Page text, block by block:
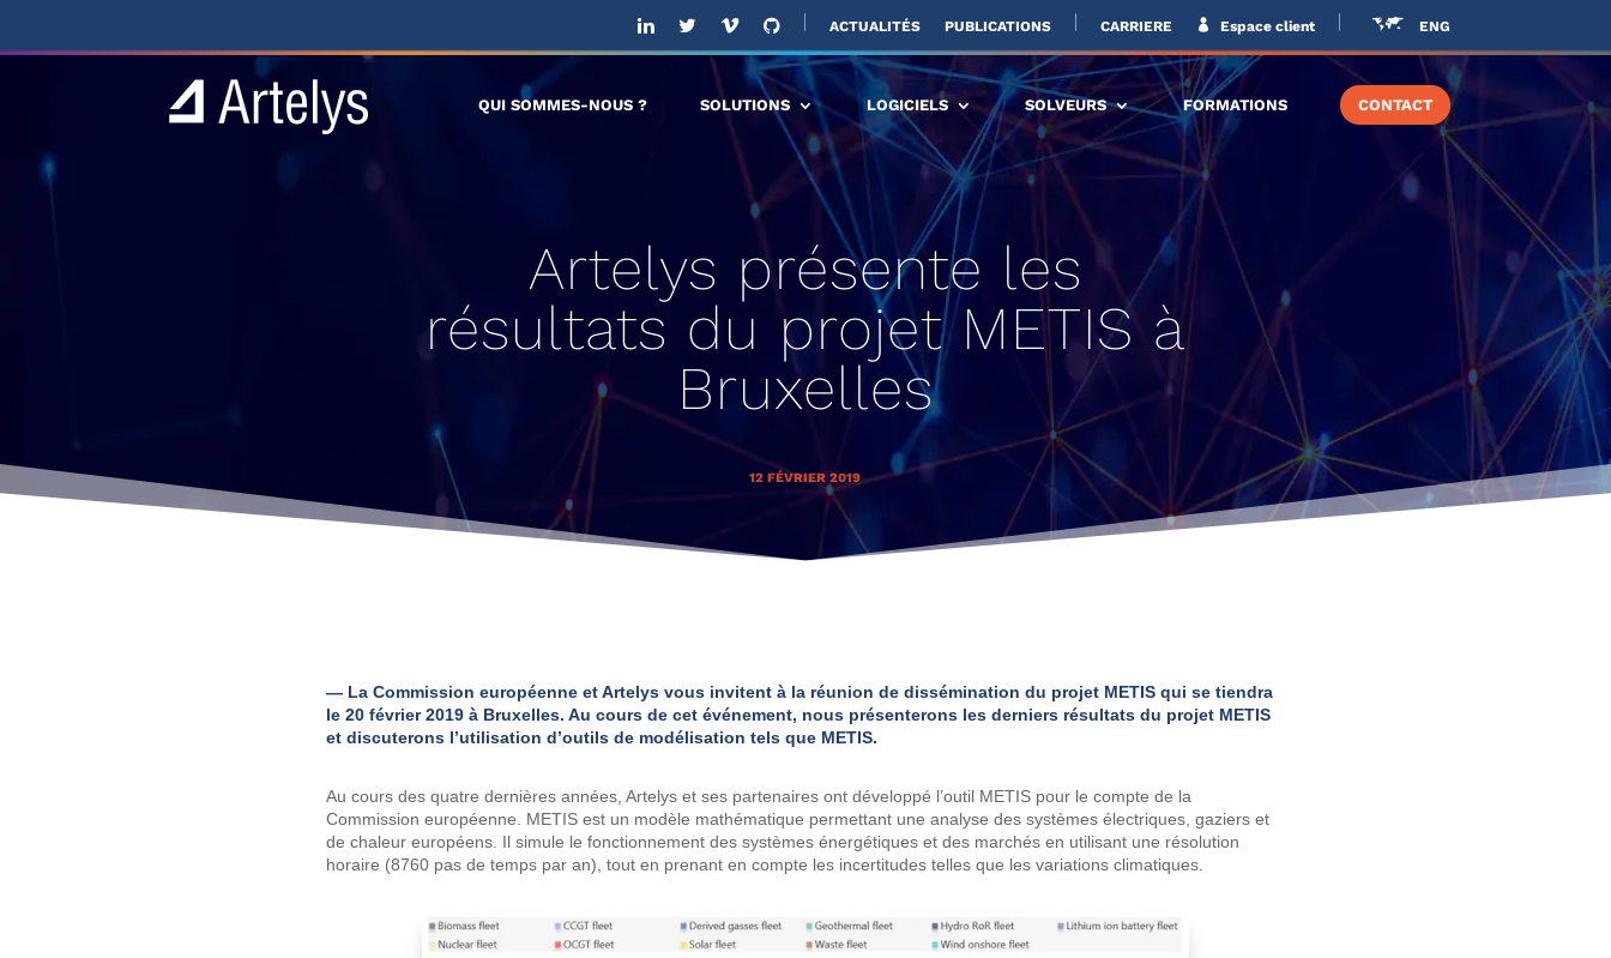
ACTUALITÉS PUBLICATIONS CARRIERE Espace client ENG
QUI SOMMES-NOUS ? SOLUTIONS LOGICIELS SOLVEURS FORMATIONS CONTACT
Artelys présente les
résultats du projet METIS à
Bruxelles
12 FÉVRIER 2019
— La Commission européenne et Artelys vous invitent à la réunion de dissémination du projet METIS qui se tiendra
le 20 février 2019 à Bruxelles. Au cours de cet événement, nous présenterons les derniers résultats du projet METIS
et discuterons l’utilisation d’outils de modélisation tels que METIS.
Au cours des quatre dernières années, Artelys et ses partenaires ont développé l’outil METIS pour le compte de la
Commission européenne. METIS est un modèle mathématique permettant une analyse des systèmes électriques, gaziers et
de chaleur européens. Il simule le fonctionnement des systèmes énergétiques et des marchés en utilisant une résolution
horaire (8760 pas de temps par an), tout en prenant en compte les incertitudes telles que les variations climatiques.